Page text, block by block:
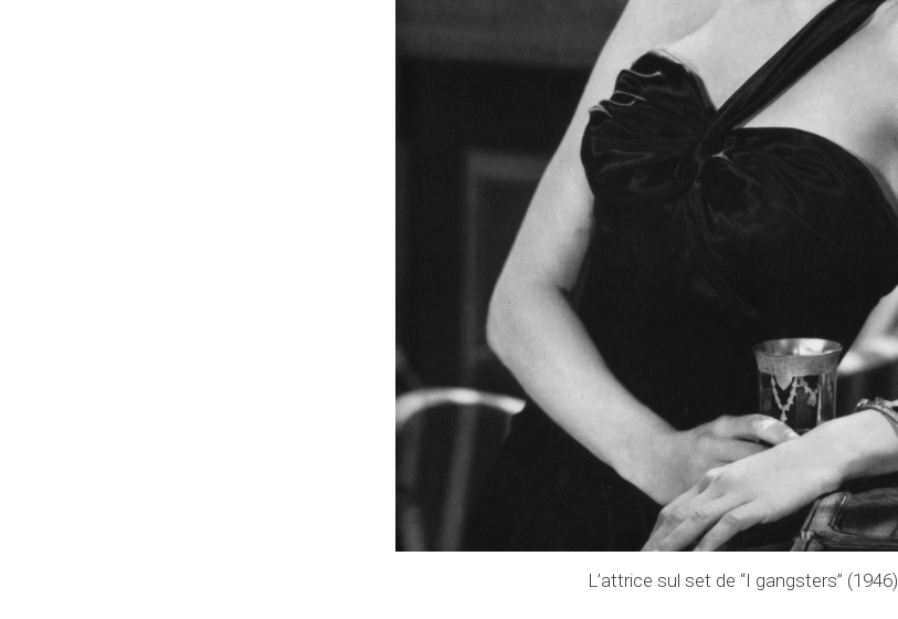
L’attrice sul set de “I gangsters” (1946)